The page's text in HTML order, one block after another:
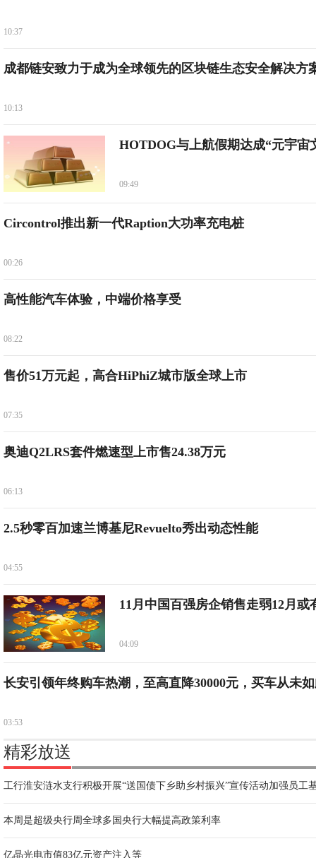
10:37
成都链安致力于成为全球领先的区块链生态安全解决方
10:13
HOTDOG与上航假期达成“元宇宙
09:49
Circontrol推出新一代Raption大功率充电桩
00:26
高性能汽车体验，中端价格享受
08:22
售价51万元起，高合HiPhiZ城市版全球上市
07:35
奥迪Q2LRS套件燃速型上市售24.38万元
06:13
2.5秒零百加速兰博基尼Revuelto秀出动态性能
04:55
11月中国百强房企销售走弱12月或
04:09
长安引领年终购车热潮，至高直降30000元，买车从未
03:53
精彩放送
工行淮安涟水支行积极开展“送国债下乡助乡村振兴”宣传活动加强员工
本周是超级央行周全球多国央行大幅提高政策利率
亿晶光电市值83亿元资产注入等